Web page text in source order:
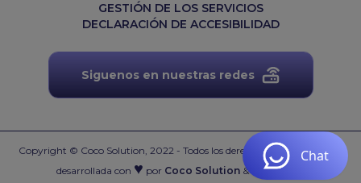
GESTIÓN DE LOS SERVICIOS
DECLARACIÓN DE ACCESIBILIDAD
Siguenos en nuestras redes
Copyright © Coco Solution, 2022 - Todos los derechos reservados.Web
desarrollada con ♥ por Coco Solution & Acai Suite